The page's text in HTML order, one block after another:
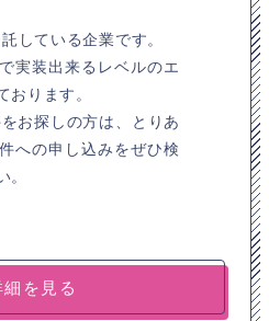
している企業です。
実装出来るレベルのエ
ります。
お探しの方は、とりあ
への申し込みをぜひ検
細を見る